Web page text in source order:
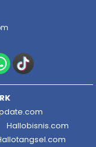
Hallobisnis.com